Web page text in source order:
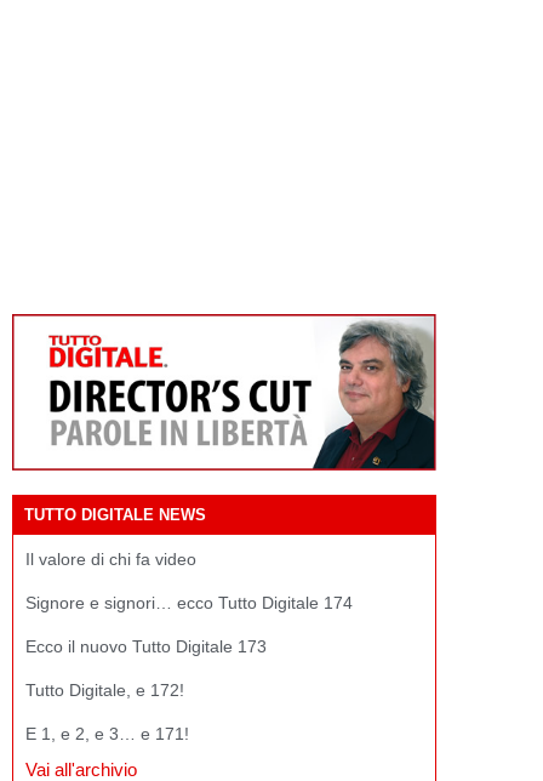
TUTTO DIGITALE NEWS
Il valore di chi fa video
Signore e signori… ecco Tutto Digitale 174
Ecco il nuovo Tutto Digitale 173
Tutto Digitale, e 172!
E 1, e 2, e 3… e 171!
Vai all'archivio